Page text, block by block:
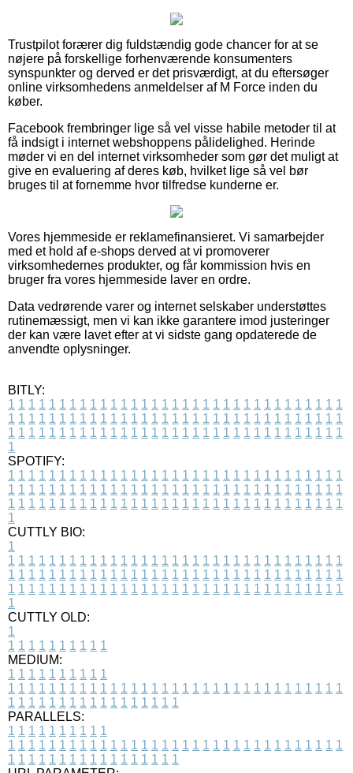
Trustpilot forærer dig fuldstændig gode chancer for at se
nøjere på forskellige forhenværende konsumenters
synspunkter og derved er det prisværdigt, at du eftersøger
online virksomhedens anmeldelser af M Force inden du
køber.
Facebook frembringer lige så vel visse habile metoder til at
få indsigt i internet webshoppens pålidelighed. Herinde
møder vi en del internet virksomheder som gør det muligt at
give en evaluering af deres køb, hvilket lige så vel bør
bruges til at fornemme hvor tilfredse kunderne er.
Vores hjemmeside er reklamefinansieret. Vi samarbejder
med et hold af e-shops derved at vi promoverer
virksomhedernes produkter, og får kommission hvis en
bruger fra vores hjemmeside laver en ordre.
Data vedrørende varer og internet selskaber understøttes
rutinemæssigt, men vi kan ikke garantere imod justeringer
der kan være lavet efter at vi sidste gang opdaterede de
anvendte oplysninger.
BITLY:
1 1 1 1 1 1 1 1 1 1 1 1 1 1 1 1 1 1 1 1 1 1 1 1 1 1 1 1 1 1 1 1 1
1 1 1 1 1 1 1 1 1 1 1 1 1 1 1 1 1 1 1 1 1 1 1 1 1 1 1 1 1 1 1 1 1
1 1 1 1 1 1 1 1 1 1 1 1 1 1 1 1 1 1 1 1 1 1 1 1 1 1 1 1 1 1 1 1 1
1
SPOTIFY:
1 1 1 1 1 1 1 1 1 1 1 1 1 1 1 1 1 1 1 1 1 1 1 1 1 1 1 1 1 1 1 1 1
1 1 1 1 1 1 1 1 1 1 1 1 1 1 1 1 1 1 1 1 1 1 1 1 1 1 1 1 1 1 1 1 1
1 1 1 1 1 1 1 1 1 1 1 1 1 1 1 1 1 1 1 1 1 1 1 1 1 1 1 1 1 1 1 1 1
1
CUTTLY BIO:
1
1 1 1 1 1 1 1 1 1 1 1 1 1 1 1 1 1 1 1 1 1 1 1 1 1 1 1 1 1 1 1 1 1
1 1 1 1 1 1 1 1 1 1 1 1 1 1 1 1 1 1 1 1 1 1 1 1 1 1 1 1 1 1 1 1 1
1 1 1 1 1 1 1 1 1 1 1 1 1 1 1 1 1 1 1 1 1 1 1 1 1 1 1 1 1 1 1 1 1
1
CUTTLY OLD:
1
1 1 1 1 1 1 1 1 1 1
MEDIUM:
1 1 1 1 1 1 1 1 1 1
1 1 1 1 1 1 1 1 1 1 1 1 1 1 1 1 1 1 1 1 1 1 1 1 1 1 1 1 1 1 1 1 1
1 1 1 1 1 1 1 1 1 1 1 1 1 1 1 1 1
PARALLELS:
1 1 1 1 1 1 1 1 1 1
1 1 1 1 1 1 1 1 1 1 1 1 1 1 1 1 1 1 1 1 1 1 1 1 1 1 1 1 1 1 1 1 1
1 1 1 1 1 1 1 1 1 1 1 1 1 1 1 1 1